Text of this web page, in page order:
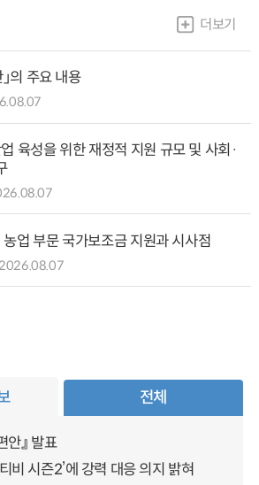
더보기
의 주요 내용
육성을 위한 재정적 지원 규모 및 사회·
업 부문 국가보조금 지원과 시사점
전체
안』 발표
비 시즌2’에 강력 대응 의지 밝혀